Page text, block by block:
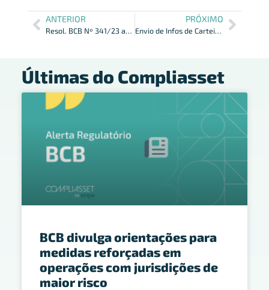
ANTERIOR
Resol. BCB Nº 341/23 altera Quadro I do Anexo Resol. BCB Nº 31
PRÓXIMO
Envio de Infos de Carteiras de Fundos no Exterior pela ANBIMA Input
Últimas do Compliasset
BCB divulga orientações para
medidas reforçadas em
operações com jurisdições de
maior risco